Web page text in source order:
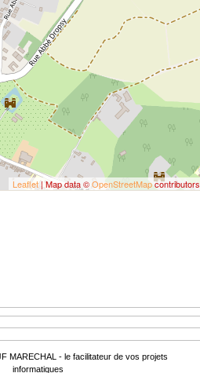
Leaflet| Map data ©OpenStreetMapcontributors
MARECHAL - le facilitateur de vos projets
informatiques